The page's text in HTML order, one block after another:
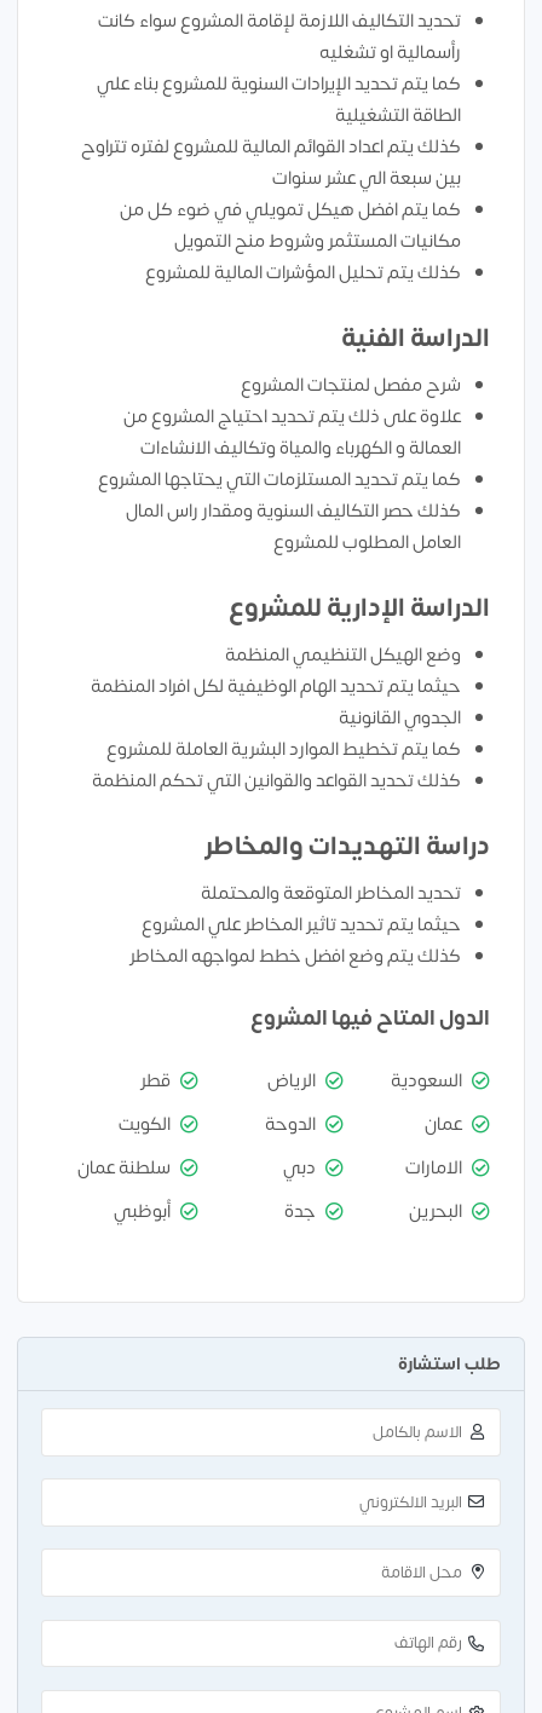
تحديد التكاليف اللازمة لإقامة المشروع سواء كانت
رأسمالية او تشغليه
كما يتم تحديد الإيرادات السنوية للمشروع بناء علي
الطاقة التشغيلية
كذلك يتم اعداد القوائم المالية للمشروع لفتره تتراوح
بين سبعة الي عشر سنوات
كما يتم افضل هيكل تمويلي في ضوء كل من
مكانيات المستثمر وشروط منح التمويل
كذلك يتم تحليل المؤشرات المالية للمشروع
الدراسة الفنية
شرح مفصل لمنتجات المشروع
علاوة على ذلك يتم تحديد احتياج المشروع من
العمالة و الكهرباء والمياة وتكاليف الانشاءات
كما يتم تحديد المستلزمات التي يحتاجها المشروع
كذلك حصر التكاليف السنوية ومقدار راس المال
العامل المطلوب للمشروع
الدراسة الإدارية للمشروع
وضع الهيكل التنظيمي المنظمة
حيثما يتم تحديد الهام الوظيفية لكل افراد المنظمة
الجدوي القانونية
كما يتم تخطيط الموارد البشرية العاملة للمشروع
كذلك تحديد القواعد والقوانين التي تحكم المنظمة
دراسة التهديدات والمخاطر
تحديد المخاطر المتوقعة والمحتملة
حيثما يتم تحديد تاثير المخاطر علي المشروع
كذلك يتم وضع افضل خطط لمواجهه المخاطر
الدول المتاح فيها المشروع
السعودية الرياض
قطر
عمان
الدوحة
الكويت
الامارات
دبي
سلطنة عمان
البحرين
جدة أبوظبي
طلب استشارة